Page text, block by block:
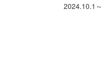
2024.10.1～